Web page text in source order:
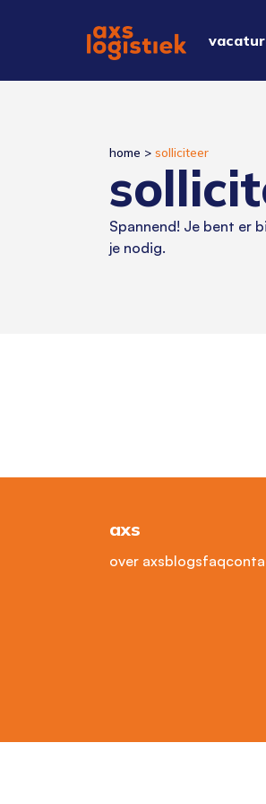
home > solliciteer
Spannend! Je bent er
je nodig.
axs
over axsblogsfaq